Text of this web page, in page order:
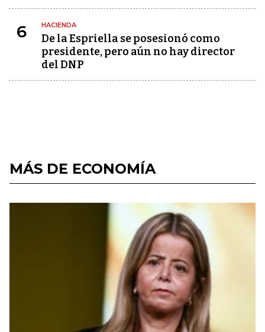
6 HACIENDA
De la Espriella se posesionó como
presidente, pero aún no hay director
del DNP
MÁS DE ECONOMÍA